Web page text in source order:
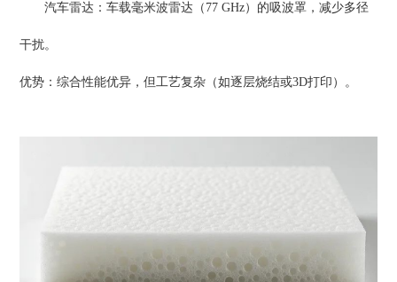
汽车雷达：车载毫米波雷达（77 GHz）的吸波罩，减少多径
干扰。
优势：综合性能优异，但工艺复杂（如逐层烧结或3D打印）。